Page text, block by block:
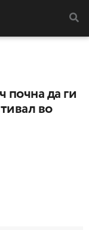
почна да ги
во